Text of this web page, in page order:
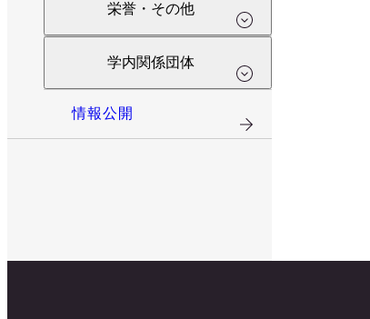
栄誉・その他
学内関係団体
情報公開